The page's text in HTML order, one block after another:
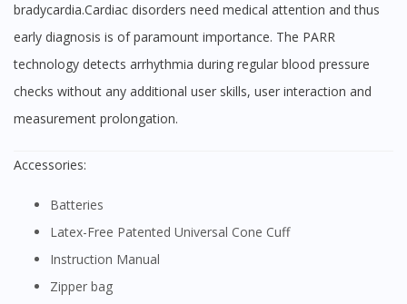
bradycardia.Cardiac disorders need medical attention and thus
early diagnosis is of paramount importance. The PARR
technology detects arrhythmia during regular blood pressure
checks without any additional user skills, user interaction and
measurement prolongation.
Accessories:
Batteries
Latex-Free Patented Universal Cone Cuff
Instruction Manual
Zipper bag